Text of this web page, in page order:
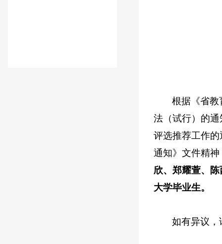
根据《省教
法（试行）的通
评选推荐工作
通知》文件精
欣、郑耀萱、
大学毕业生。
如有异议，